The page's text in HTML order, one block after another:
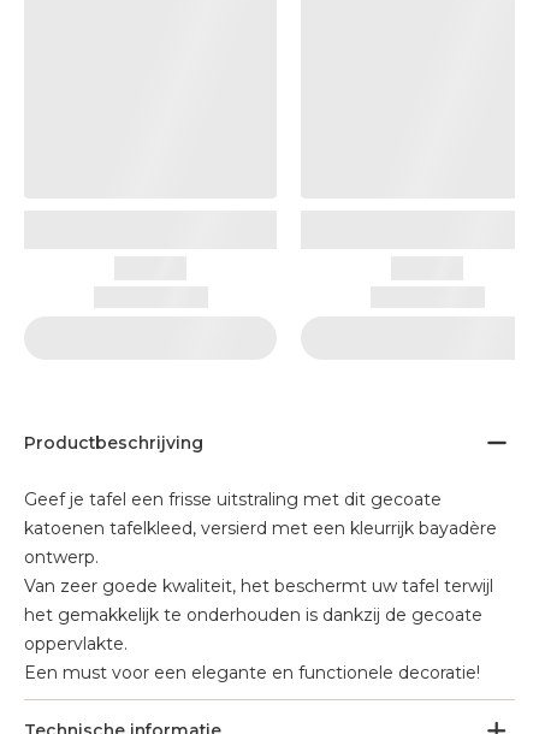
Productbeschrijving
Geef je tafel een frisse uitstraling met dit gecoate
katoenen tafelkleed, versierd met een kleurrijk bayadère
ontwerp.
Van zeer goede kwaliteit, het beschermt uw tafel terwijl
het gemakkelijk te onderhouden is dankzij de gecoate
oppervlakte.
Een must voor een elegante en functionele decoratie!